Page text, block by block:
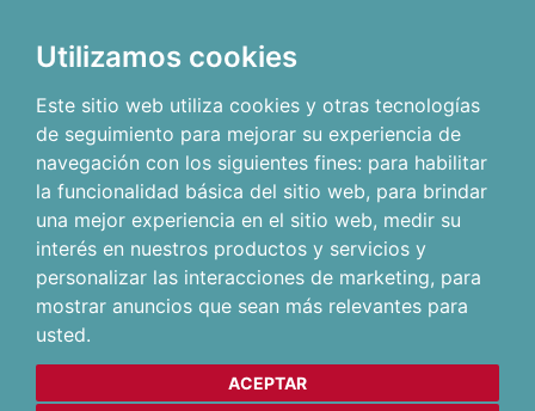
Utilizamos cookies
Este sitio web utiliza cookies y otras tecnologías
de seguimiento para mejorar su experiencia de
navegación con los siguientes fines: para habilitar
la funcionalidad básica del sitio web, para brindar
una mejor experiencia en el sitio web, medir su
interés en nuestros productos y servicios y
personalizar las interacciones de marketing, para
mostrar anuncios que sean más relevantes para
usted.
ACEPTAR